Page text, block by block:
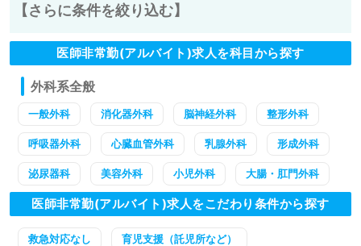
【さらに条件を絞り込む】
医師非常勤(アルバイト)求人を科目から探す
外科系全般
一般外科 消化器外科 脳神経外科 整形外科
呼吸器外科 心臓血管外科 乳腺外科 形成外科
泌尿器科 美容外科 小児外科 大腸・肛門外科
医師非常勤(アルバイト)求人をこだわり条件から探す
救急対応なし 育児支援（託児所など）